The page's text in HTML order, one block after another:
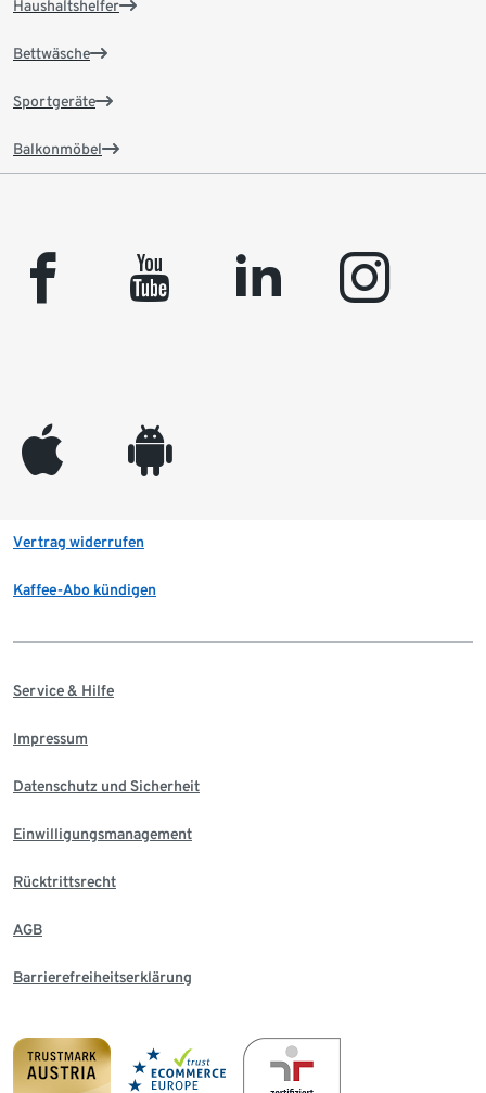
Haushaltshelfer
Bettwäsche
Sportgeräte
Balkonmöbel
facebook youtube linkedin instagram
appleinc android
Vertrag widerrufen
Kaffee-Abo kündigen
Service & Hilfe
Impressum
Datenschutz und Sicherheit
Einwilligungsmanagement
Rücktrittsrecht
AGB
Barrierefreiheitserklärung